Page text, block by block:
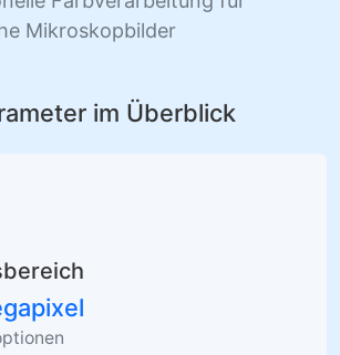
Mikroskopbilder
im Überblick